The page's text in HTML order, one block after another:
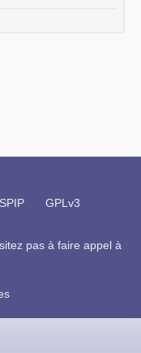
GPLv3
pas à faire appel à